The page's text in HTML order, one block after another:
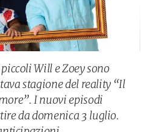
Will e Zoey sono
stagione del reality “Il
I nuovi episodi
da domenica 3 luglio.